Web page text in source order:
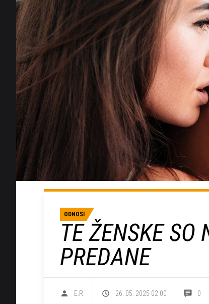
ODNOSI
TE ŽENSKE
PREDANE
E.R. 26. 05. 2025 02.00 0